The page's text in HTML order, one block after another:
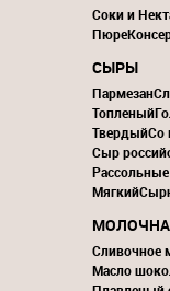
Соки и
Пюре
СЫРЫ
Пармезан
Топленый
ТвердыйСо
Сыр
Мягкий
Сливочное
Масло